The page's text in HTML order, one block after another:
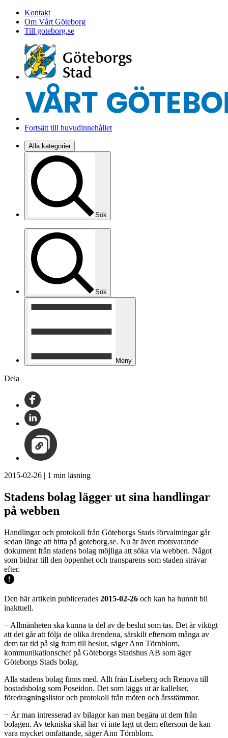
Kontakt
Om Vårt Göteborg
Till goteborg.se
Fortsätt till huvudinnehållet
Alla kategorier
Sök
Sök
Meny
Dela
2015-02-26 | 1 min läsning
Stadens bolag lägger ut sina handlingar
på webben
Handlingar och protokoll från Göteborgs Stads förvaltningar går
sedan länge att hitta på goteborg.se. Nu är även motsvarande
dokument från stadens bolag möjliga att söka via webben. Något
som bidrar till den öppenhet och transparens som staden strävar
efter.
Den här artikeln publicerades 2015-02-26 och kan ha hunnit bli
inaktuell.
− Allmänheten ska kunna ta del av de beslut som tas. Det är viktigt
att det går att följa de olika ärendena, särskilt eftersom många av
dem tar tid på sig fram till beslut, säger Ann Törnblom,
kommunikationschef på Göteborgs Stadshus AB som äger
Göteborgs Stads bolag.
Alla stadens bolag finns med. Allt från Liseberg och Renova till
bostadsbolag som Poseidon. Det som läggs ut är kallelser,
föredragningslistor och protokoll från möten och årsstämmor.
− Är man intresserad av bilagor kan man begära ut dem från
bolagen. Av tekniska skäl har vi inte lagt ut dem eftersom de kan
vara mycket omfattande, säger Ann Törnblom.